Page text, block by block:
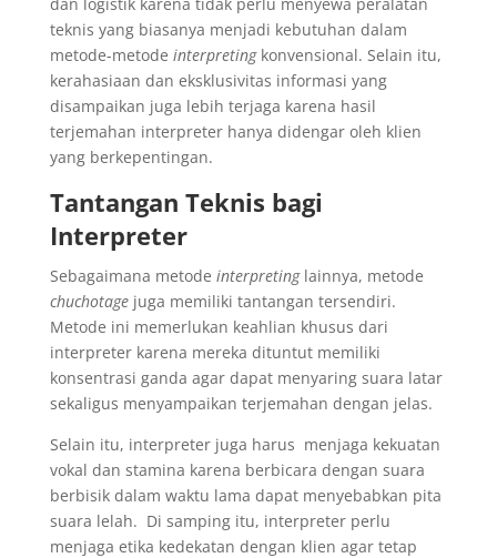
teknis yang biasanya menjadi kebutuhan dalam
metode-metode interpreting konvensional. Selain itu,
kerahasiaan dan eksklusivitas informasi yang
disampaikan juga lebih terjaga karena hasil
terjemahan interpreter hanya didengar oleh klien
yang berkepentingan.
Tantangan Teknis bagi
Interpreter
Sebagaimana metode interpreting lainnya, metode
chuchotage juga memiliki tantangan tersendiri.
Metode ini memerlukan keahlian khusus dari
interpreter karena mereka dituntut memiliki
konsentrasi ganda agar dapat menyaring suara latar
sekaligus menyampaikan terjemahan dengan jelas.
Selain itu, interpreter juga harus menjaga kekuatan
vokal dan stamina karena berbicara dengan suara
berbisik dalam waktu lama dapat menyebabkan pita
suara lelah. Di samping itu, interpreter perlu
menjaga etika kedekatan dengan klien agar tetap